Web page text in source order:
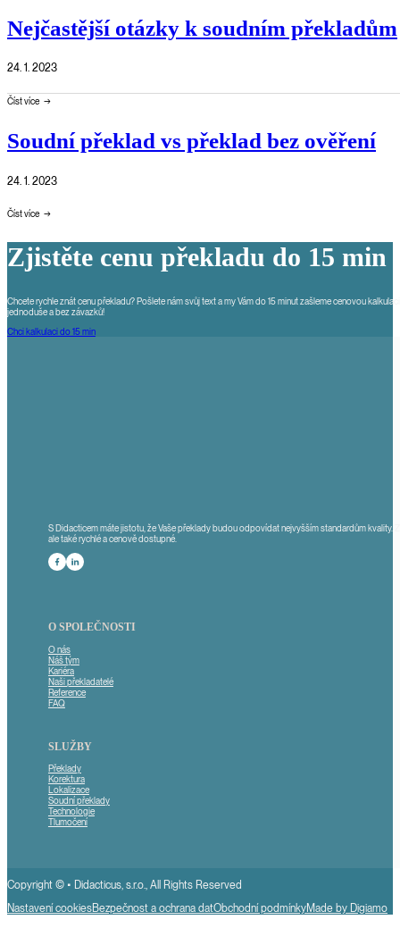
Nejčastější otázky k soudním překladům
24. 1. 2023
Číst více
Soudní překlad vs překlad bez ověření
24. 1. 2023
Číst více
Zjistěte cenu překladu do 15 min
Chcete rychle znát cenu překladu? Pošlete nám svůj text a my Vám do 15 minut zašleme cenovou
jednoduše a bez závazků!
Chci kalkulaci do 15 min
S Didacticem máte jistotu, že Vaše překlady budou odpovídat nejvyšším standardům kvality.
ale také rychlé a cenově dostupné.
Sledute nás na Facebooku
Sledujte nás na LinkedInu
O SPOLEČNOSTI
O nás
Náš tým
Kariéra
Naši překladatelé
Reference
FAQ
SLUŽBY
Překlady
Korektura
Lokalizace
Soudní překlady
Technologie
Tlumočení
Copyright © • Didacticus, s.r.o., All Rights Reserved
Nastavení cookiesBezpečnost a ochrana datObchodní podmínkyMade by Digiamo